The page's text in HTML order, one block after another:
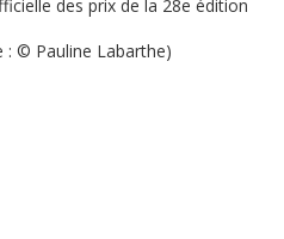
des prix de la 28e édition
: © Pauline Labarthe)